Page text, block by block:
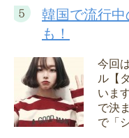
韓国で流行
も！
今回
ル【
いま
で決
で「